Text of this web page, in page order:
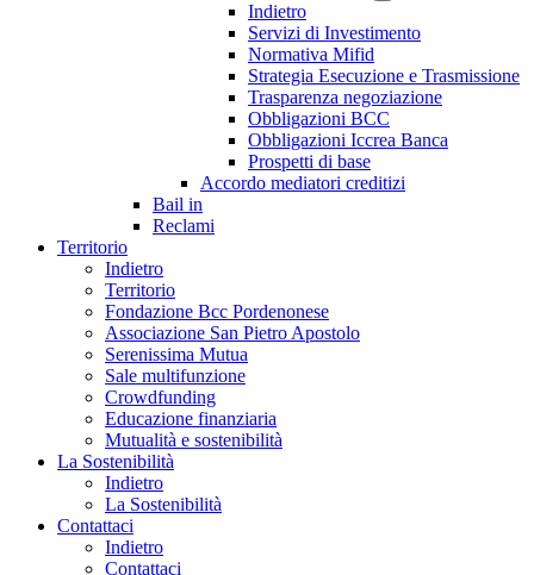
Indietro
Servizi di Investimento
Normativa Mifid
Strategia Esecuzione e Trasmissione
Trasparenza negoziazione
Obbligazioni BCC
Obbligazioni Iccrea Banca
Prospetti di base
Accordo mediatori creditizi
Bail in
Reclami
Territorio
Indietro
Territorio
Fondazione Bcc Pordenonese
Associazione San Pietro Apostolo
Serenissima Mutua
Sale multifunzione
Crowdfunding
Educazione finanziaria
Mutualità e sostenibilità
La Sostenibilità
Indietro
La Sostenibilità
Contattaci
Indietro
Contattaci